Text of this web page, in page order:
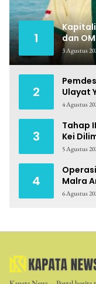
1
dan
Pungli
3 Agustus
2
Ulayat
4 Agustus
3
Tahap
Kei
5 Agustus
4
Malra
6 Agustus